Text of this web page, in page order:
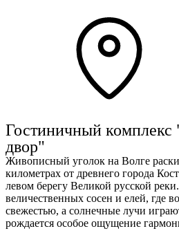
Гостиничный комплекс
двор"
Живописный уголок на Волге
километрах от древнего города
левом берегу Великой русской
величественных сосен и елей, где
свежестью, а солнечные лучи
рождается особое ощущение